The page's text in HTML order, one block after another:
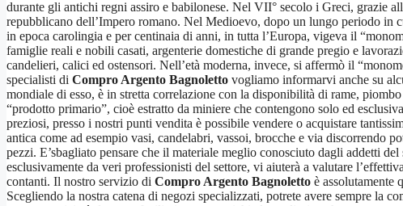
durante gli antichi regni assiro e babilonese. Nel VII° secolo i Greci, grazie
repubblicano dell’Impero romano. Nel Medioevo, dopo un lungo periodo in
in epoca carolingia e per centinaia di anni, in tutta l’Europa, vigeva il
famiglie reali e nobili casati, argenterie domestiche di grande pregio e
candelieri, calici ed ostensori. Nell’età moderna, invece, si affermò il
specialisti di Compro Argento Bagnoletto vogliamo informarvi anche su
mondiale di esso, è in stretta correlazione con la disponibilità di rame,
“prodotto primario”, cioè estratto da miniere che contengono solo ed
preziosi, presso i nostri punti vendita è possibile vendere o acquistare
antica come ad esempio vasi, candelabri, vassoi, brocche e via discorrendo
pezzi. E’sbagliato pensare che il materiale meglio conosciuto dagli addetti
esclusivamente da veri professionisti del settore, vi aiuterà a valutare
contanti. Il nostro servizio di Compro Argento Bagnoletto è assolutamente
Scegliendo la nostra catena di negozi specializzati, potrete avere sempre la